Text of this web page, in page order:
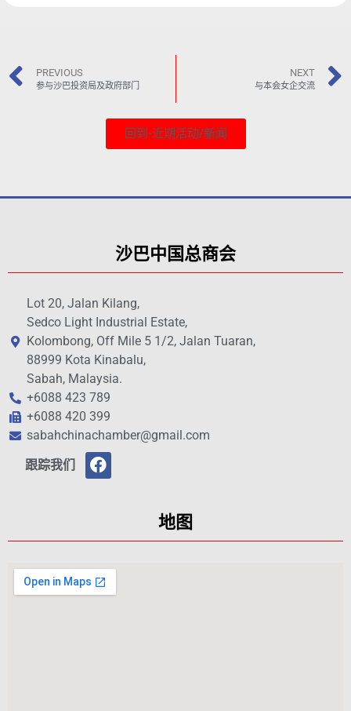
PREVIOUS
参与沙巴投资局及政府部门
NEXT
与本会女企交流
回到-近期活动/新闻
沙巴中国总商会
Lot 20, Jalan Kilang,
Sedco Light Industrial Estate,
Kolombong, Off Mile 5 1/2, Jalan Tuaran,
88999 Kota Kinabalu,
Sabah, Malaysia.
+6088 423 789
+6088 420 399
sabahchinachamber@gmail.com
跟踪我们
地图